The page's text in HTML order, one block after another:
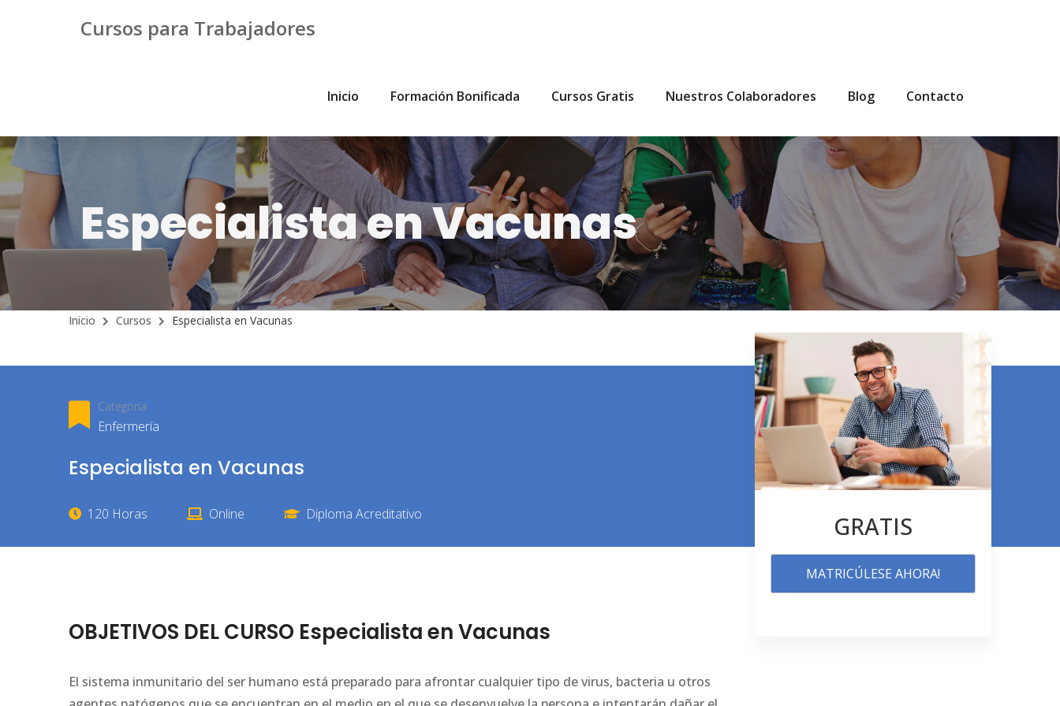
Cursos para Trabajadores
Inicio Formación Bonificada Cursos Gratis Nuestros Colaboradores Blog Contacto
Especialista en Vacunas
Inicio Cursos Especialista en Vacunas
Categoría
Enfermería
Especialista en Vacunas
120 Horas Online Diploma Acreditativo
OBJETIVOS DEL CURSO Especialista en Vacunas
El sistema inmunitario del ser humano está preparado para afrontar cualquier tipo de virus, bacteria u otros
GRATIS
MATRICÚLESE AHORA!